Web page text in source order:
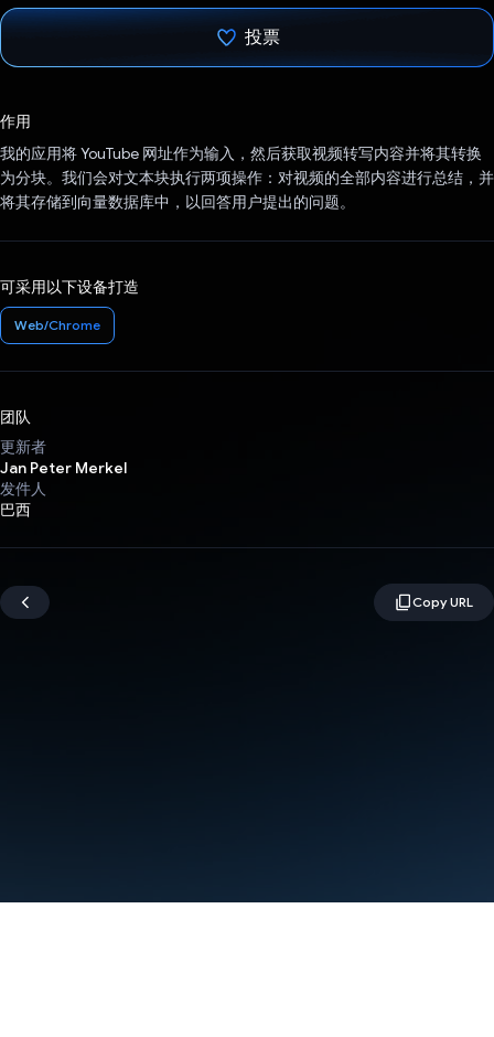
投票
作用
我的应用将 YouTube 网址作为输入，然后获取视频转写内容并将其转换
为分块。我们会对文本块执行两项操作：对视频的全部内容进行总结，并
将其存储到向量数据库中，以回答用户提出的问题。
可采用以下设备打造
Web/Chrome
团队
更新者
Jan Peter Merkel
发件人
巴西